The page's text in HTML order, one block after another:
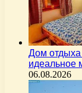
Дом
идеальное
06.08.2026